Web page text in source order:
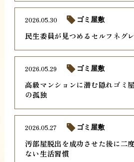
民生委員が見つめるセルフネグ
2026.05.30 ゴミ屋敷
高級マンションに潜む隠れゴミ
の孤独
2026.05.29 ゴミ屋敷
汚部屋脱出を成功させた後に二
ない生活習慣
2026.05.27 ゴミ屋敷